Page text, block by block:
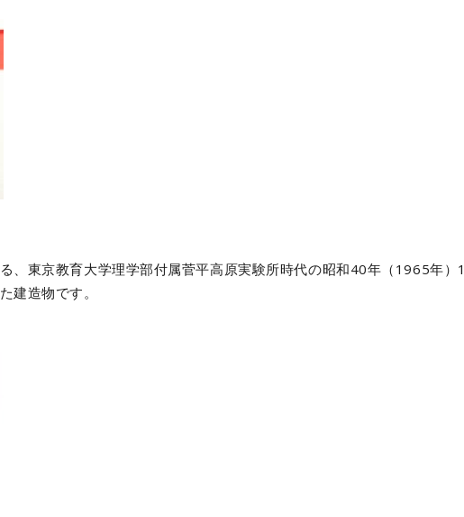
、東京教育大学理学部付属菅平高原実験所時代の昭和40年（1965年
建造物です。